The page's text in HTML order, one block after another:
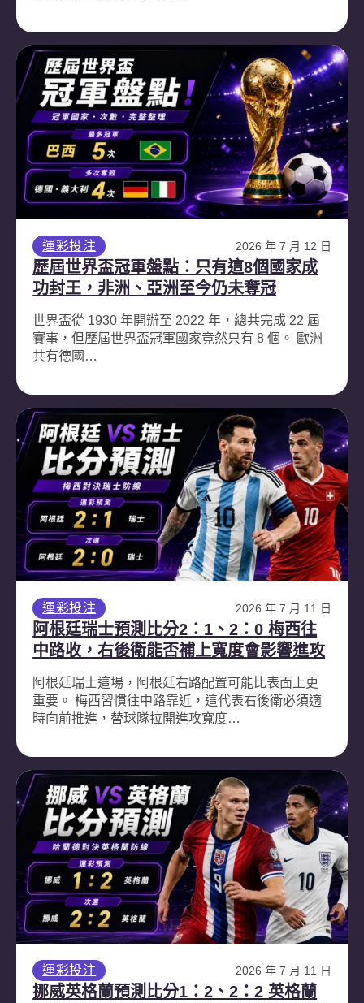
運彩投注 2026 年 7 月 12 日
歷屆世界盃冠軍盤點：只有這8個國家成
功封王，非洲、亞洲至今仍未奪冠
世界盃從 1930 年開辦至 2022 年，總共完成 22 屆
賽事，但歷屆世界盃冠軍國家竟然只有 8 個。 歐洲
共有德國…
運彩投注 2026 年 7 月 11 日
阿根廷瑞士預測比分2：1、2：0 梅西往
中路收，右後衛能否補上寬度會影響進攻
阿根廷瑞士這場，阿根廷右路配置可能比表面上更
重要。 梅西習慣往中路靠近，這代表右後衛必須適
時向前推進，替球隊拉開進攻寬度…
運彩投注 2026 年 7 月 11 日
挪威英格蘭預測比分1：2、2：2 英格蘭